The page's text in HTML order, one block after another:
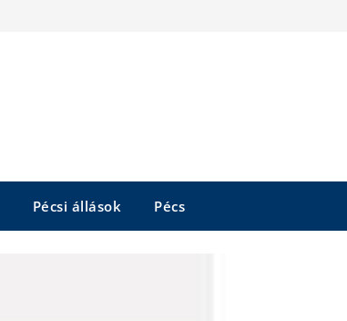
Pécsi állások Pécs